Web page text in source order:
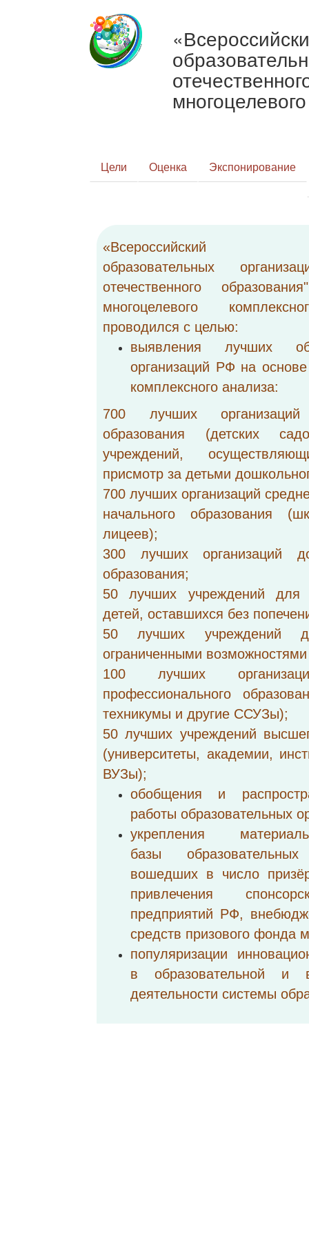
Цели Оценка Экспонирование
«Всероссийский
образовательных
отечественного
многоцелевого
проводился с целью:
выявления лучших
организаций РФ на основе
комплексного анализа:
700 лучших организаций
образования (детских
учреждений,
присмотр за детьми
700 лучших организаций
начального образования
лицеев);
300 лучших организаций
образования;
50 лучших учреждений для
детей, оставшихся без
50 лучших учреждений
ограниченными
100 лучших
профессионального
техникумы и другие ССУЗы);
50 лучших учреждений
(университеты, академии,
ВУЗы);
обобщения и
работы образовательных
укрепления
базы образовательных
вошедших в число
привлечения
предприятий РФ,
средств призового фонда
популяризации
в образовательной и
деятельности системы